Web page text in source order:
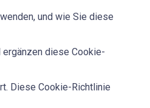
und wie Sie diese
diese Cookie-
Diese Cookie-Richtlinie